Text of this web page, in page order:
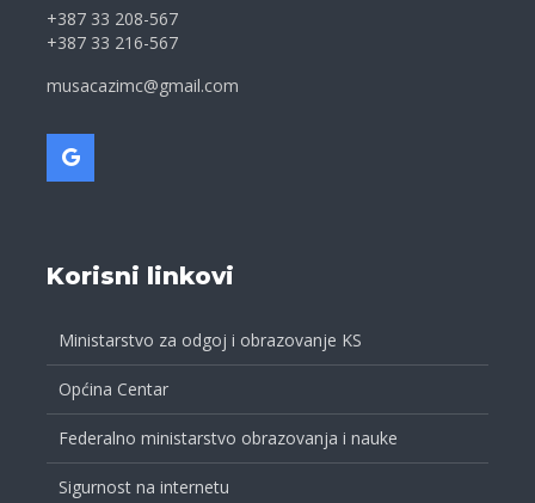
+387 33 208-567
+387 33 216-567
musacazimc@gmail.com
Korisni linkovi
Ministarstvo za odgoj i obrazovanje KS
Općina Centar
Federalno ministarstvo obrazovanja i nauke
Sigurnost na internetu